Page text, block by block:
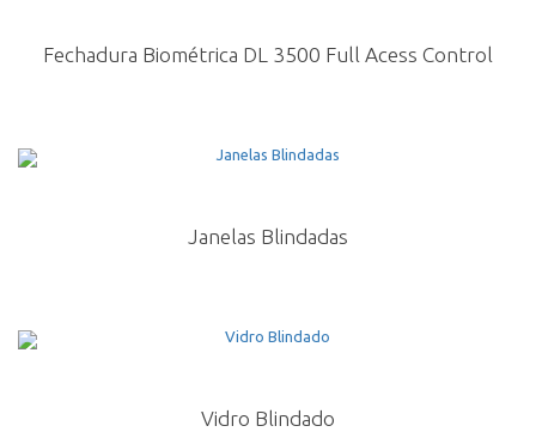
Fechadura Biométrica DL 3500 Full Acess Control
Janelas Blindadas
Vidro Blindado